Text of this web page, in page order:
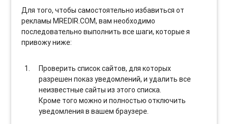
Для того, чтобы самостоятельно избавиться от
рекламы MREDIR.COM, вам необходимо
последовательно выполнить все шаги, которые я
привожу ниже:
Проверить список сайтов, для которых
разрешен показ уведомлений, и удалить все
неизвестные сайты из этого списка.
Кроме того можно и полностью отключить
уведомления в вашем браузере.